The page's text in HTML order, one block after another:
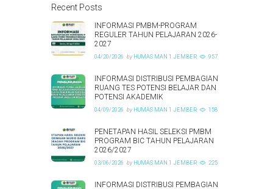
Recent Posts
INFORMASI PMBM-PROGRAM
REGULER TAHUN PELAJARAN 2026-
2027
04/20/2026 by HUMAS MAN 1 JEMBER 957
INFORMASI DISTRIBUSI PEMBAGIAN
RUANG TES POTENSI BELAJAR DAN
POTENSI AKADEMIK
04/09/2026 by HUMAS MAN 1 JEMBER 158
PENETAPAN HASIL SELEKSI PMBM
PROGRAM BIC TAHUN PELAJARAN
2026/2027
03/06/2026 by HUMAS MAN 1 JEMBER 225
INFORMASI DISTRIBUSI PEMBAGIAN